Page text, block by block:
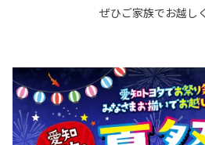
ぜひご家族でお越し